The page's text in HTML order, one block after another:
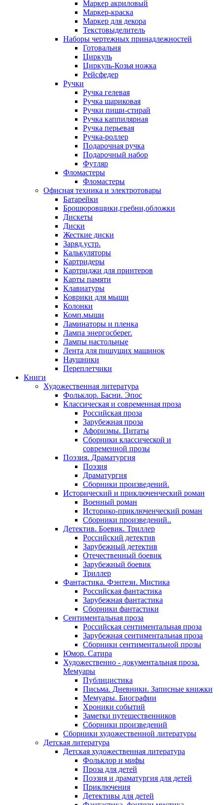
Маркер акриловый
Маркер-краска
Маркер для декора
Текстовыделитель
Наборы чертежных принадлежностей
Готовальня
Циркуль
Циркуль-Козья ножка
Рейсфедер
Ручки
Ручка гелевая
Ручка шариковая
Ручки пиши-стирай
Ручка каппилярная
Ручка перьевая
Ручка-роллер
Подарочная ручка
Подарочный набор
Футляр
Фломастеры
Фломастеры
Офисная техника и электротовары
Батарейки
Брошюровщики,гребни,обложки
Дискеты
Диски
Жесткие диски
Заряд.устр.
Калькуляторы
Картридеры
Картриджи для принтеров
Карты памяти
Клавиатуры
Коврики для мыши
Колонки
Комп.мыши
Ламинаторы и пленка
Лампа энергосберег.
Лампы настольные
Лента для пишущих машинок
Наушники
Переплетчики
Книги
Художественная литература
Фольклор. Басни. Эпос
Классическая и современная проза
Российская проза
Зарубежная проза
Афоризмы. Цитаты
Сборники классической и
современной прозы
Поэзия. Драматургия
Поэзия
Драматургия
Сборники произведений.
Исторический и приключенческий роман
Военный роман
Историко-приключенческий роман
Сборники произведений..
Детектив. Боевик. Триллер
Российский детектив
Зарубежный детектив
Отечественный боевик
Зарубежный боевик
Триллер
Фантастика. Фэнтези. Мистика
Российская фантастика
Зарубежная фантастика
Сборники фантастики
Сентиментальная проза
Российская сентиментальная проза
Зарубежная сентиментальная проза
Сборники сентиментальной прозы
Юмор. Сатира
Художественно - документальная проза.
Мемуары
Публицистика
Письма. Дневники. Записные книжки
Мемуары. Биографии
Хроники событий
Заметки путешественников
Сборники произведений
Сборники художественной литературы
Детская литература
Детская художественная литература
Фольклор и мифы
Проза для детей
Поэзия и драматургия для детей
Приключения
Детективы для детей